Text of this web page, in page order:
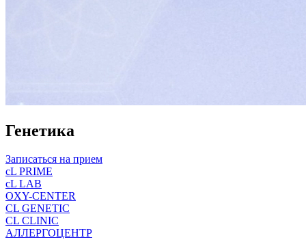
Генетика
Записаться на прием
cL PRIME
cL LAB
OXY-CENTER
CL GENETIC
CL CLINIC
АЛЛЕРГОЦЕНТР